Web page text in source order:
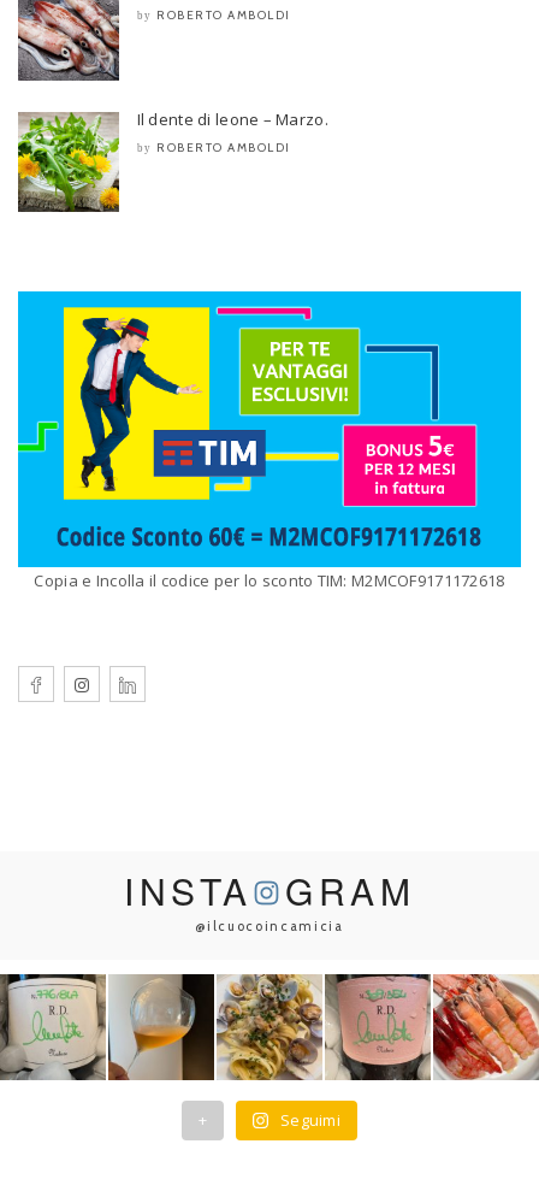
by ROBERTO AMBOLDI
Il dente di leone – Marzo.
by ROBERTO AMBOLDI
Copia e Incolla il codice per lo sconto TIM: M2MCOF9171172618
INSTA GRAM
@ilcuocoincamicia
+ Seguimi